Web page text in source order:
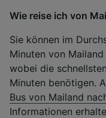
Wie reise ich von
Sie können im
Minuten von
wobei die
Minuten benötigen.
Bus von Mailand
Informationen